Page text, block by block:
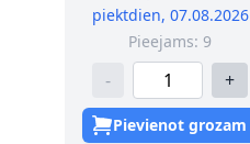
piektdien, 07.08.2026
Pieejams: 9
- +
Pievienot grozam